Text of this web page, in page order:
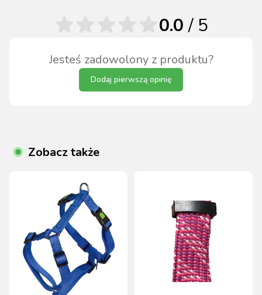
Jesteś zadowolony z produktu?
Dodaj pierwszą opinię
0.0/ 5
Zobacz także